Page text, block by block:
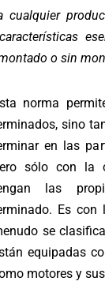
o sin
norma
sino
en las
sólo con la
las
Es
se
equipadas
motores y